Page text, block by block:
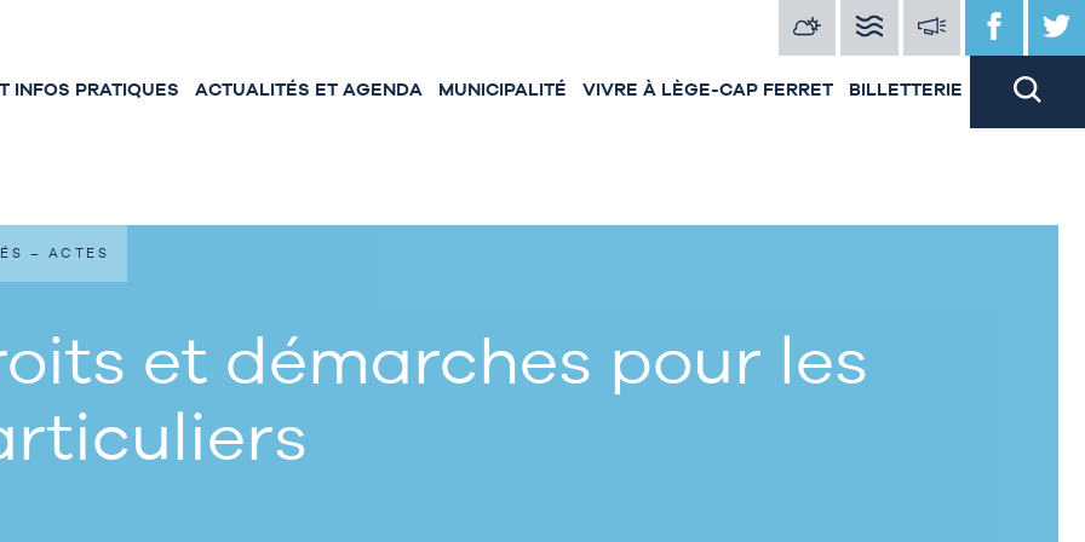
INFOS PRATIQUES ACTUALITÉS ET AGENDA MUNICIPALITÉ VIVRE À LÈGE-CAP FERRET BILLETTERIE
et démarches pour les
– ACTES